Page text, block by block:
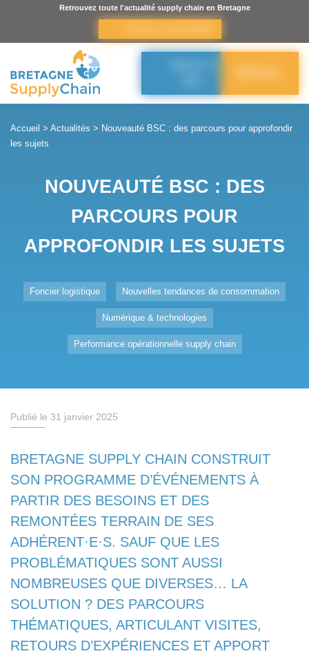
Retrouvez toute l'actualité supply chain en Bretagne
Accueil > Actualités > Nouveauté BSC : des parcours pour approfondir
les sujets
NOUVEAUTÉ BSC : DES
PARCOURS POUR
APPROFONDIR LES SUJETS
Foncier logistique Nouvelles tendances de consommation
Numérique & technologies
Performance opérationnelle supply chain
Publié le 31 janvier 2025
BRETAGNE SUPPLY CHAIN CONSTRUIT
SON PROGRAMME D’ÉVÉNEMENTS À
PARTIR DES BESOINS ET DES
REMONTÉES TERRAIN DE SES
ADHÉRENT·E·S. SAUF QUE LES
PROBLÉMATIQUES SONT AUSSI
NOMBREUSES QUE DIVERSES… LA
SOLUTION ? DES PARCOURS
THÉMATIQUES, ARTICULANT VISITES,
RETOURS D’EXPÉRIENCES ET APPORT
Panneau de gestion des cookies